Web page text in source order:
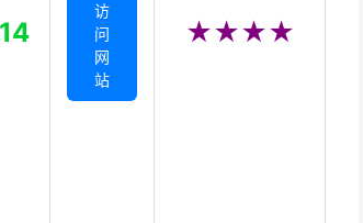
访
问
网
站
★★★★